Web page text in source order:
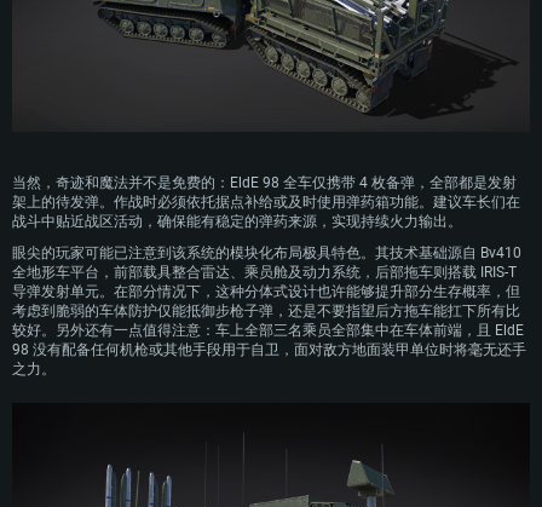
当然，奇迹和魔法并不是免费的：EldE 98 全车仅携带 4 枚备弹，全部都是发射
架上的待发弹。作战时必须依托据点补给或及时使用弹药箱功能。建议车长们在
战斗中贴近战区活动，确保能有稳定的弹药来源，实现持续火力输出。
眼尖的玩家可能已注意到该系统的模块化布局极具特色。其技术基础源自 Bv410
全地形车平台，前部载具整合雷达、乘员舱及动力系统，后部拖车则搭载 IRIS-T
导弹发射单元。在部分情况下，这种分体式设计也许能够提升部分生存概率，但
考虑到脆弱的车体防护仅能抵御步枪子弹，还是不要指望后方拖车能扛下所有比
较好。另外还有一点值得注意：车上全部三名乘员全部集中在车体前端，且 EldE
98 没有配备任何机枪或其他手段用于自卫，面对敌方地面装甲单位时将毫无还手
之力。